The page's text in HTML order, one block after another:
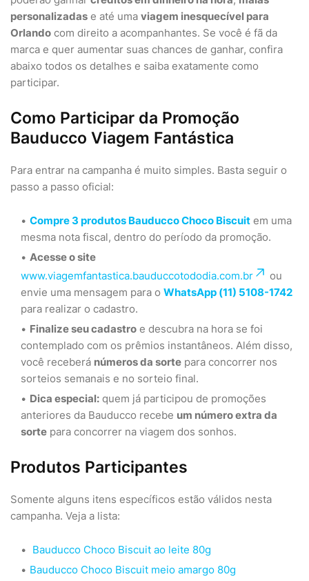
personalizadas e até uma viagem inesquecível para
Orlando com direito a acompanhantes. Se você é fã da
marca e quer aumentar suas chances de ganhar, confira
abaixo todos os detalhes e saiba exatamente como
participar.
Como Participar da Promoção
Bauducco Viagem Fantástica
Para entrar na campanha é muito simples. Basta seguir o
passo a passo oficial:
Compre 3 produtos Bauducco Choco Biscuit em uma
mesma nota fiscal, dentro do período da promoção.
Acesse o site
www.viagemfantastica.bauduccotododia.com.br
ou
envie uma mensagem para o WhatsApp (11) 5108-1742
para realizar o cadastro.
Finalize seu cadastro e descubra na hora se foi
contemplado com os prêmios instantâneos. Além disso,
você receberá números da sorte para concorrer nos
sorteios semanais e no sorteio final.
Dica especial: quem já participou de promoções
anteriores da Bauducco recebe um número extra da
sorte para concorrer na viagem dos sonhos.
Produtos Participantes
Somente alguns itens específicos estão válidos nesta
campanha. Veja a lista:
Bauducco Choco Biscuit ao leite 80g
Bauducco Choco Biscuit meio amargo 80g